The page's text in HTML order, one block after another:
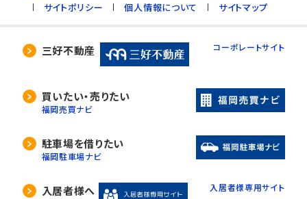
サイトポリシー
個人情報について サイトマップ
三好不動産 コーポレートサイト
買いたい・売りたい
福岡売買ナビ
駐車場を借りたい
福岡駐車場ナビ
入居者様へ 入居者様専用サイト